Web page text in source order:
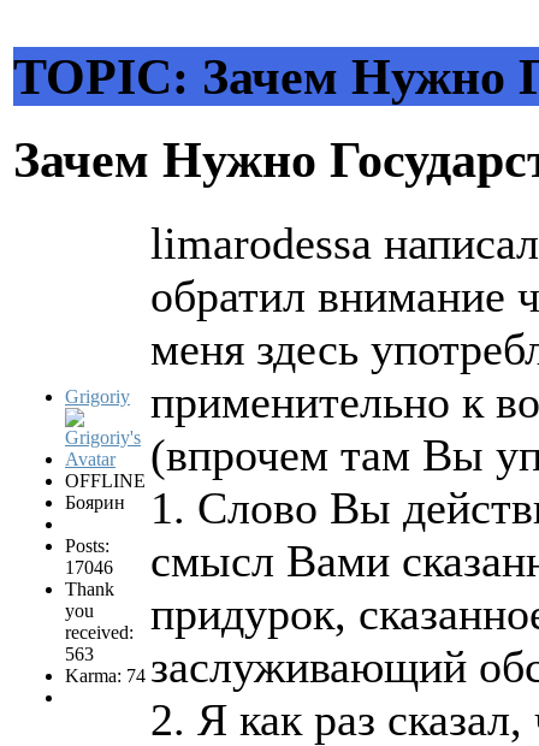
TOPIC: Зачем Нужно
Зачем Нужно
Grigoriy
OFFLINE
Боярин
Posts:
17046
Thank
you
received:
563
Karma: 74
limarodessa
обратил внимание
меня здесь
применительно к
(впрочем там Вы
1. Слово Вы
смысл Вами
придурок,
заслуживающий
2. Я как раз